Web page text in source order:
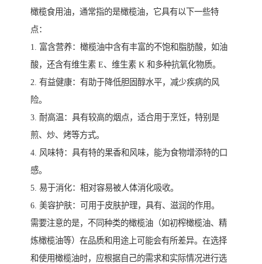
橄榄食用油，通常指的是橄榄油，它具有以下一些特
点：
1. 富含营养：橄榄油中含有丰富的不饱和脂肪酸，如油
酸，还含有维生素 E、维生素 K 和多种抗氧化物质。
2. 有益健康：有助于降低胆固醇水平，减少疾病的风
险。
3. 耐高温：具有较高的烟点，适合用于烹饪，特别是
煎、炒、烤等方式。
4. 风味特：具有特的果香和风味，能为食物增添特的口
感。
5. 易于消化：相对容易被人体消化吸收。
6. 美容护肤：可用于皮肤护理，具有、滋润的作用。
需要注意的是，不同种类的橄榄油（如初榨橄榄油、精
炼橄榄油等）在品质和用途上可能会有所差异。在选择
和使用橄榄油时，应根据自己的需求和实际情况进行选